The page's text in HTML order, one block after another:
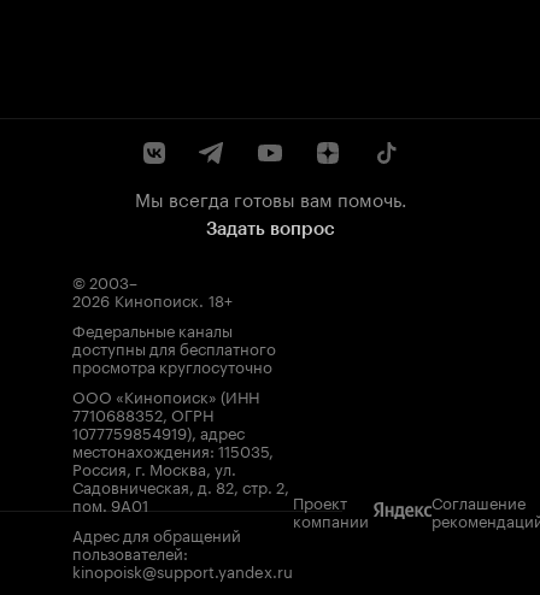
Мы всегда готовы вам помочь.
Задать вопрос
© 2003–
2026 Кинопоиск. 18+
Федеральные каналы
доступны для бесплатного
просмотра круглосуточно
ООО «Кинопоиск» (ИНН
7710688352, ОГРН
1077759854919), адрес
местонахождения: 115035,
Россия, г. Москва, ул.
Садовническая, д. 82, стр. 2,
пом. 9А01
Адрес для обращений
пользователей:
kinopoisk@support.yandex.ru
Проект
компании
Соглашение